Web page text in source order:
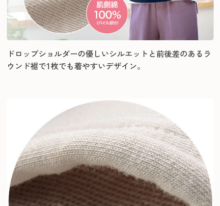
ドロップショルダーの優しいシルエットと前後差のあるラ
ウンド裾で1枚でも着やすいデザイン。